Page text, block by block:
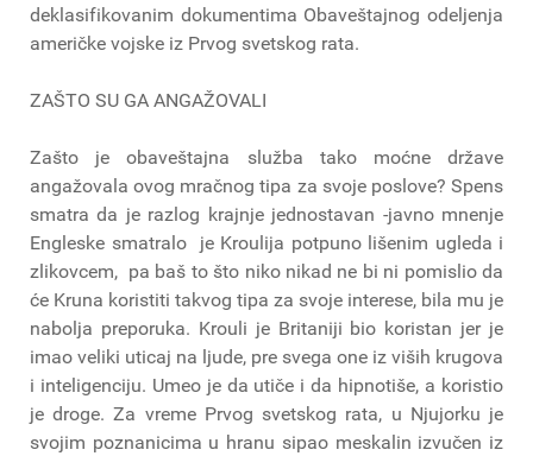
deklasifikovanim dokumentima Obaveštajnog odeljenja
američke vojske iz Prvog svetskog rata.
ZAŠTO SU GA ANGAŽOVALI
Zašto je obaveštajna služba tako moćne države
angažovala ovog mračnog tipa za svoje poslove? Spens
smatra da je razlog krajnje jednostavan -javno mnenje
Engleske smatralo je Kroulija potpuno lišenim ugleda i
zlikovcem, pa baš to što niko nikad ne bi ni pomislio da
će Kruna koristiti takvog tipa za svoje interese, bila mu je
nabolja preporuka. Krouli je Britaniji bio koristan jer je
imao veliki uticaj na ljude, pre svega one iz viših krugova
i inteligenciju. Umeo je da utiče i da hipnotiše, a koristio
je droge. Za vreme Prvog svetskog rata, u Njujorku je
svojim poznanicima u hranu sipao meskalin izvučen iz